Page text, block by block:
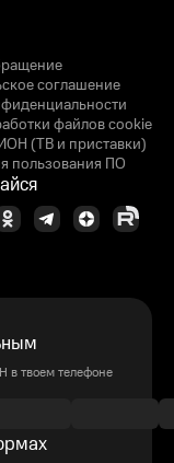
соглашение
файлов cookie
(ТВ и приставки)
пользования ПО
твоем телефоне